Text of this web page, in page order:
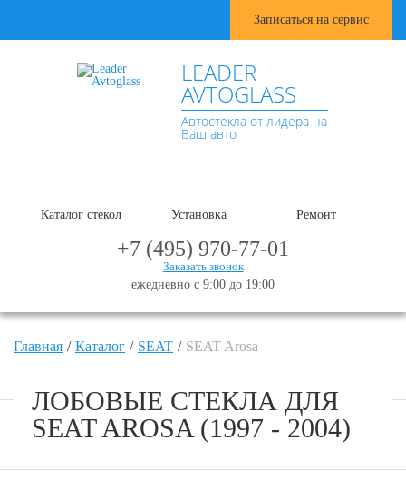
Записаться на сервис
LEADER
AVTOGLASS
Автостекла от лидера на
Ваш авто
Каталог стекол Установка Ремонт
+7 (495) 970-77-01
Заказать звонок
ежедневно с 9:00 до 19:00
Главная Каталог SEAT SEAT Arosa
ЛОБОВЫЕ СТЕКЛА ДЛЯ
SEAT AROSA (1997 - 2004)